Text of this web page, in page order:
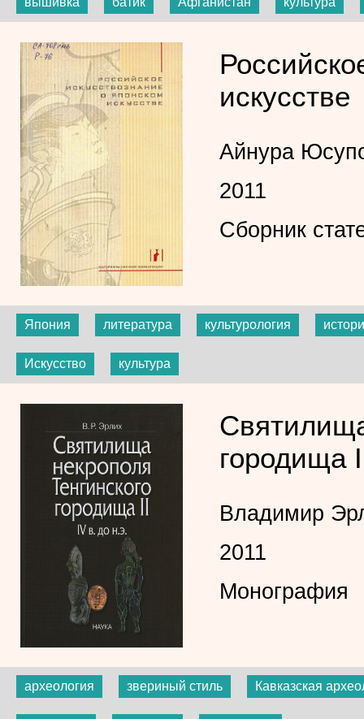
искусстве
Айнура
2011
Сборник
Япония литература культурология
Искусство культура
городища
Владимир
2011
Монография
археология звериный стиль Кавказская